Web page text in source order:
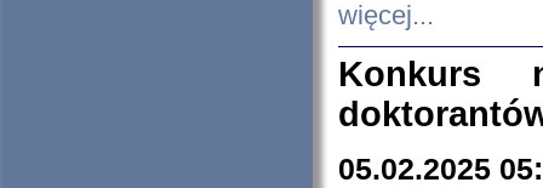
więcej...
Konkurs
05.02.2025